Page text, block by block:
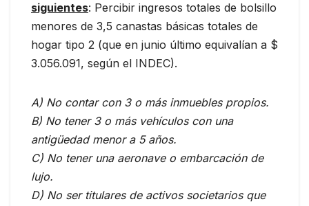
siguientes: Percibir ingresos totales de bolsillo
menores de 3,5 canastas básicas totales de
hogar tipo 2 (que en junio último equivalían a $
3.056.091, según el INDEC).
A) No contar con 3 o más inmuebles propios.
B) No tener 3 o más vehículos con una
antigüedad menor a 5 años.
C) No tener una aeronave o embarcación de
lujo.
D) No ser titulares de activos societarios que